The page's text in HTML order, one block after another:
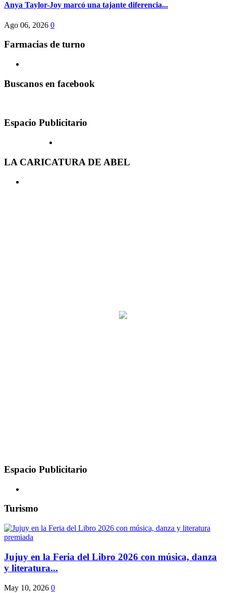
Anya Taylor-Joy marcó una tajante diferencia...
Ago 06, 2026 0
Farmacias de turno
Buscanos en facebook
Espacio Publicitario
LA CARICATURA DE ABEL
Espacio Publicitario
Turismo
Jujuy en la Feria del Libro 2026 con música, danza
y literatura...
May 10, 2026 0